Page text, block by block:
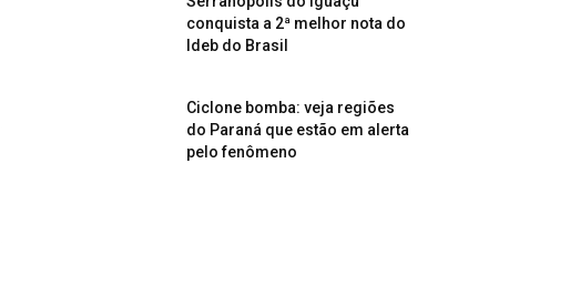
conquista a 2ª melhor nota do
Ideb do Brasil
Ciclone bomba: veja regiões
do Paraná que estão em alerta
pelo fenômeno